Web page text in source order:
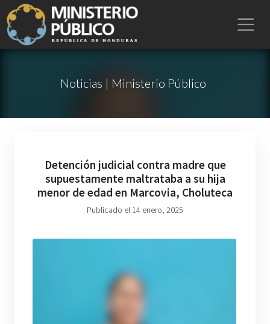
Noticias | Ministerio Público
Detención judicial contra madre que
supuestamente maltrataba a su hija
menor de edad en Marcovia, Choluteca
Publicado el 14 enero, 2025